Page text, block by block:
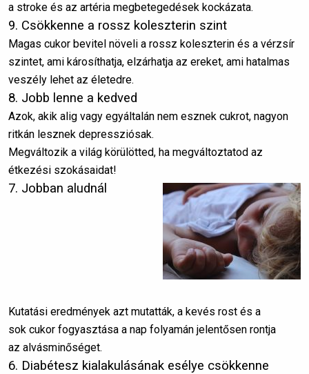
a stroke és az artéria megbetegedések kockázata.
9. Csökkenne a rossz koleszterin szint
Magas cukor bevitel növeli a rossz koleszterin és a vérzsír
szintet, ami károsíthatja, elzárhatja az ereket, ami hatalmas
veszély lehet az életedre.
8. Jobb lenne a kedved
Azok, akik alig vagy egyáltalán nem esznek cukrot, nagyon
ritkán lesznek depressziósak.
Megváltozik a világ körülötted, ha megváltoztatod az
étkezési szokásaidat!
7. Jobban aludnál
Kutatási eredmények azt mutatták, a kevés rost és a
sok cukor fogyasztása a nap folyamán jelentősen rontja
az alvásminőséget.
6. Diabétesz kialakulásának esélye csökkenne